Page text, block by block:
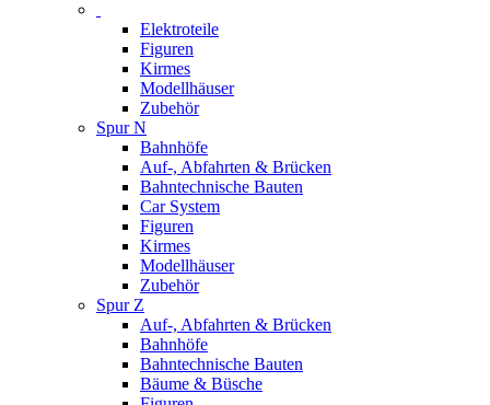
Elektroteile
Figuren
Kirmes
Modellhäuser
Zubehör
Spur N
Bahnhöfe
Auf-, Abfahrten & Brücken
Bahntechnische Bauten
Car System
Figuren
Kirmes
Modellhäuser
Zubehör
Spur Z
Auf-, Abfahrten & Brücken
Bahnhöfe
Bahntechnische Bauten
Bäume & Büsche